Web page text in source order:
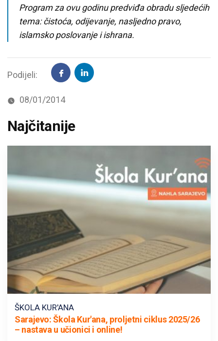
Program za ovu godinu predviđa obradu sljedećih
tema: čistoća, odijevanje, nasljedno pravo,
islamsko poslovanje i ishrana.
Podijeli:
08/01/2014
Najčitanije
ŠKOLA KUR'ANA
Sarajevo: Škola Kur'ana, proljetni ciklus 2025/26
– nastava u učionici i online!